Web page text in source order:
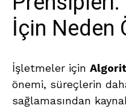
İçin Neden
İşletmeler için
önemi, süreçlerin
sağlamasından